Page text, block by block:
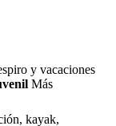
y vacaciones
Más
kayak,